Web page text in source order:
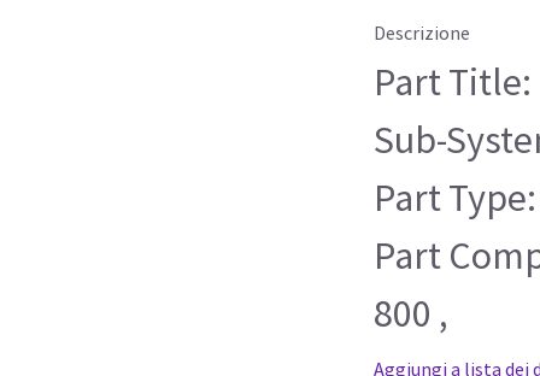
Descrizione
Part
Sub-
Part Type:
Part
800 ,
Aggiungi a lista dei